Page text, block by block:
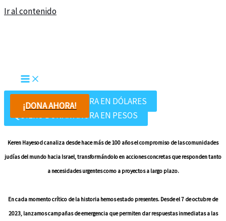
Ir al contenido
¡DONA AHORA!
QUIERO DONAR AHORA EN DÓLARES
QUIERO DONAR AHORA EN PESOS
Keren Hayesod canaliza desde hace más de 100 años el compromiso de las comunidades
judías del mundo hacia Israel, transformándolo en acciones concretas que responden tanto
a necesidades urgentes como a proyectos a largo plazo.
En cada momento crítico de la historia hemos estado presentes. Desde el 7 de octubre de
2023, lanzamos campañas de emergencia que permiten dar respuestas inmediatas a las